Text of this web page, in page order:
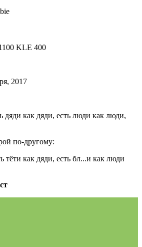
KLE 400
2017
дяди как дяди, есть люди как люди,
по-другому:
тёти как дяди, есть бл...и как люди